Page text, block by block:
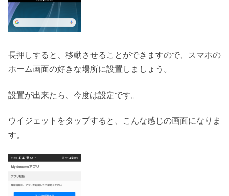
長押しすると、移動させることができますので、スマホの
ホーム画面の好きな場所に設置しましょう。
設置が出来たら、今度は設定です。
ウイジェットをタップすると、こんな感じの画面になりま
す。